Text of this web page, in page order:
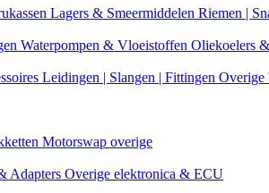
Lagers & Smeermiddelen Riemen |
Waterpompen & Vloeistoffen Oliekoelers
Leidingen | Slangen | Fittingen Overige
Motorswap overige
Adapters Overige elektronica & ECU